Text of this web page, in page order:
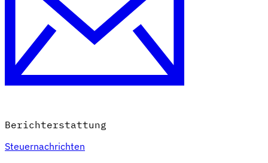
Berichterstattung
Steuernachrichten